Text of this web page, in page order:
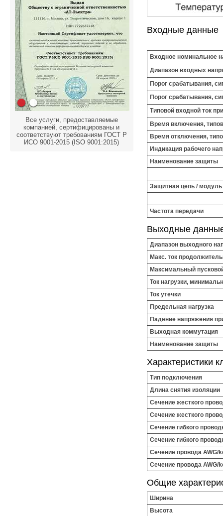
Все услуги, предоставляемые
компанией, сертифицированы и
соответствуют требованиям ГОСТ Р
ИСО 9001-2015 (ISO 9001:2015)
Входные данные
Входное номинальное
Диапазон входных
Порог срабатывания,
Порог срабатывания,
Типовой входной ток
Время включения,
Время отключения,
Индикация рабочего
Наименование защиты
Защитная цепь / модуль
Частота передачи
Выходные
Диапазон выходного
Макс. ток
Максимальный
Ток нагрузки,
Ток утечки
Предельная нагрузка
Падение напряжения
Выходная коммутация
Наименование защиты
Характеристики
Тип подключения
Длина снятия изоляции
Сечение жесткого
Сечение жесткого
Сечение гибкого
Сечение гибкого
Сечение провода AWG/
Сечение провода AWG/
Общие
Ширина
Высота